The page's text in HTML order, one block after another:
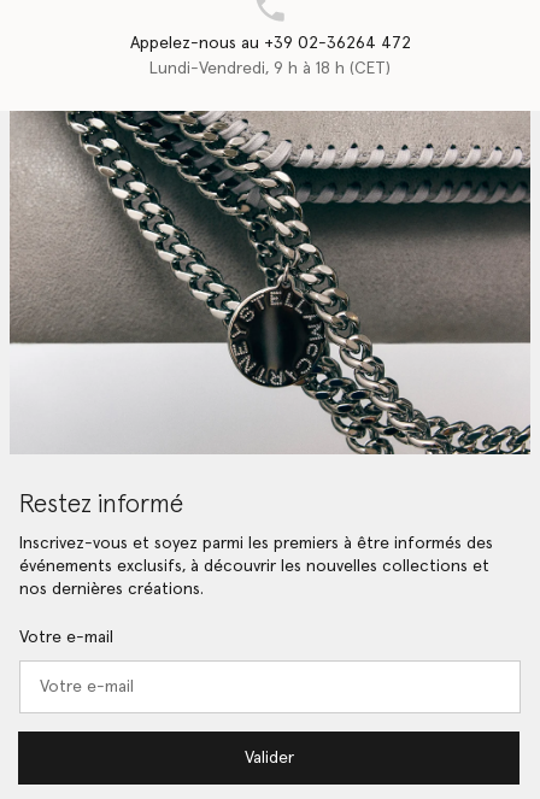
Appelez-nous au +39 02-36264 472
Lundi-Vendredi, 9 h à 18 h (CET)
Restez informé
Inscrivez-vous et soyez parmi les premiers à être informés des
événements exclusifs, à découvrir les nouvelles collections et
nos dernières créations.
Votre e-mail
Valider